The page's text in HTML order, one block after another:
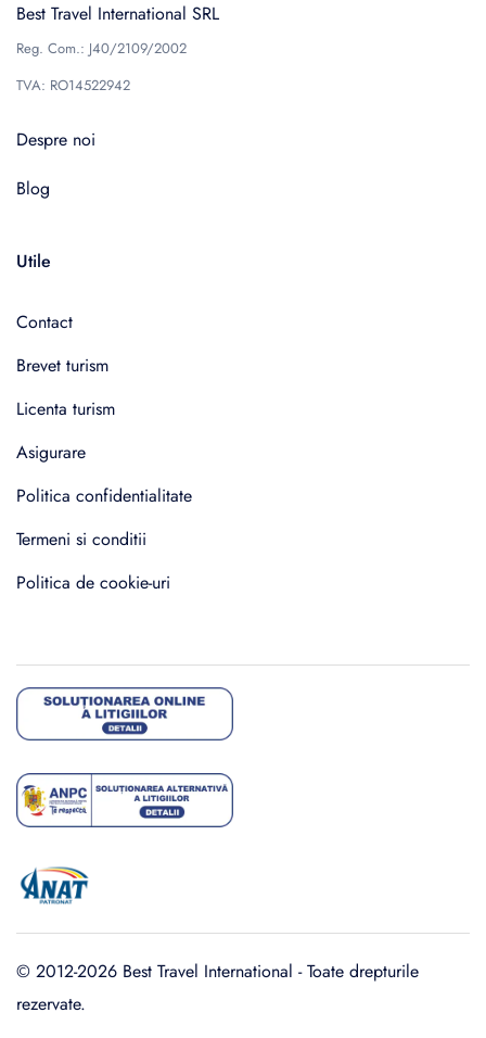
Best Travel International SRL
Reg. Com.: J40/2109/2002
TVA: RO14522942
Despre noi
Blog
Utile
Contact
Brevet turism
Licenta turism
Asigurare
Politica confidentialitate
Termeni si conditii
Politica de cookie-uri
© 2012-2026 Best Travel International - Toate drepturile
rezervate.